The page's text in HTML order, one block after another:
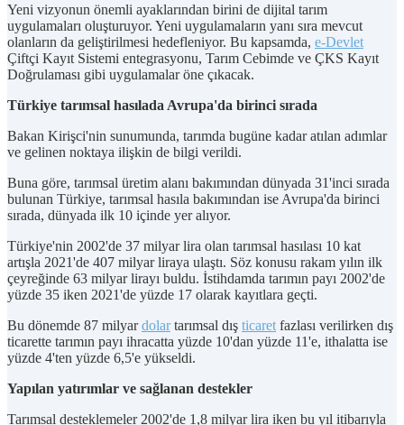
Yeni vizyonun önemli ayaklarından birini de dijital tarım
uygulamaları oluşturuyor. Yeni uygulamaların yanı sıra mevcut
olanların da geliştirilmesi hedefleniyor. Bu kapsamda, e-Devlet
Çiftçi Kayıt Sistemi entegrasyonu, Tarım Cebimde ve ÇKS Kayıt
Doğrulaması gibi uygulamalar öne çıkacak.
Türkiye tarımsal hasılada Avrupa'da birinci sırada
Bakan Kirişci'nin sunumunda, tarımda bugüne kadar atılan adımlar
ve gelinen noktaya ilişkin de bilgi verildi.
Buna göre, tarımsal üretim alanı bakımından dünyada 31'inci sırada
bulunan Türkiye, tarımsal hasıla bakımından ise Avrupa'da birinci
sırada, dünyada ilk 10 içinde yer alıyor.
Türkiye'nin 2002'de 37 milyar lira olan tarımsal hasılası 10 kat
artışla 2021'de 407 milyar liraya ulaştı. Söz konusu rakam yılın ilk
çeyreğinde 63 milyar lirayı buldu. İstihdamda tarımın payı 2002'de
yüzde 35 iken 2021'de yüzde 17 olarak kayıtlara geçti.
Bu dönemde 87 milyardolartarımsal dış ticaret fazlası verilirken dış
ticarette tarımın payı ihracatta yüzde 10'dan yüzde 11'e, ithalatta ise
yüzde 4'ten yüzde 6,5'e yükseldi.
Yapılan yatırımlar ve sağlanan destekler
Tarımsal desteklemeler 2002'de 1,8 milyar lira iken bu yıl itibarıyla